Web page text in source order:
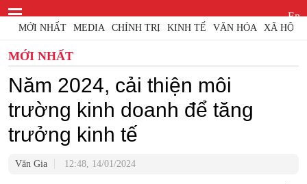
En
MỚI NHẤT MEDIA CHÍNH TRỊ KINH TẾ VĂN HÓA XÃ HỘI
MỚI NHẤT
Năm 2024, cải thiện môi
trường kinh doanh để tăng
trưởng kinh tế
Văn Gia 12:48, 14/01/2024